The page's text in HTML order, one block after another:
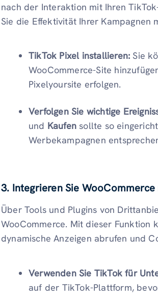
nach der Interaktion mit Ihren
Sie die Effektivität Ihrer Kampagnen
TikTok Pixel installieren: Sie
WooCommerce-Site
Pixelyoursite erfolgen.
Verfolgen Sie wichtige
und Kaufensollte so
Werbekampagnen
3. Integrieren Sie
Über Tools und Plugins von
WooCommerce. Mit dieser Funktion
dynamische Anzeigen abrufen und
Verwenden Sie TikTok für
auf der TikTok-Plattform,